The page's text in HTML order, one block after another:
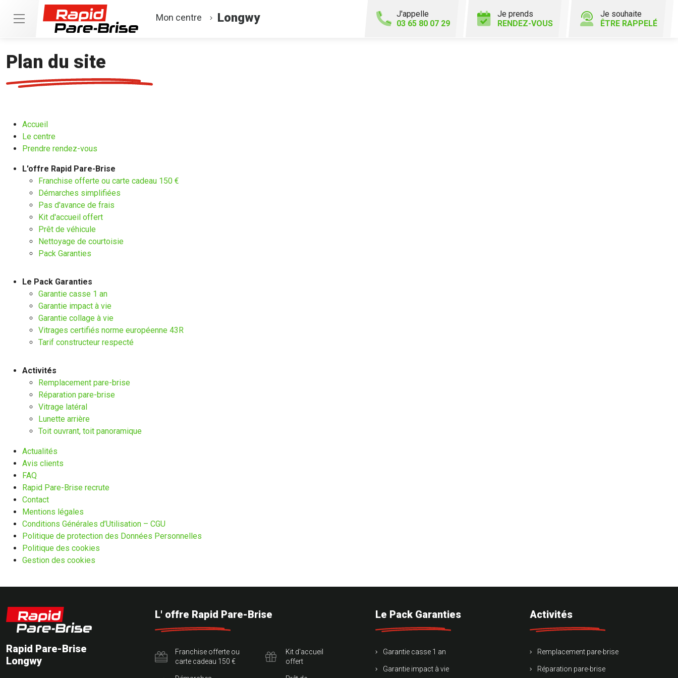
Mon centre Longwy
J'appelle
03 65 80 07 29
Je prends
RENDEZ-VOUS
Je souhaite
ÊTRE RAPPELÉ
Plan du site
Accueil
Le centre
Prendre rendez-vous
L'offre Rapid Pare-Brise
Franchise offerte ou carte cadeau 150 €
Démarches simplifiées
Pas d'avance de frais
Kit d'accueil offert
Prêt de véhicule
Nettoyage de courtoisie
Pack Garanties
Le Pack Garanties
Garantie casse 1 an
Garantie impact à vie
Garantie collage à vie
Vitrages certifiés norme européenne 43R
Tarif constructeur respecté
Activités
Remplacement pare-brise
Réparation pare-brise
Vitrage latéral
Lunette arrière
Toit ouvrant, toit panoramique
Actualités
Avis clients
FAQ
Rapid Pare-Brise recrute
Contact
Mentions légales
Conditions Générales d’Utilisation – CGU
Politique de protection des Données Personnelles
Politique des cookies
Gestion des cookies
Rapid Pare-Brise
Longwy
L' offre Rapid Pare-Brise
Franchise offerte ou
carte cadeau 150 €
Kit d'accueil
offert
Le Pack Garanties
Garantie casse 1 an
Garantie impact à vie
Activités
Remplacement pare-brise
Réparation pare-brise